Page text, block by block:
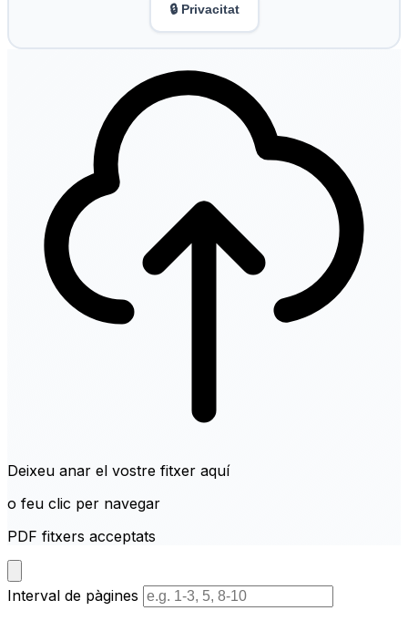
🔒 Privacitat
Deixeu anar el vostre fitxer aquí
o feu clic per navegar
PDF fitxers acceptats
Interval de pàgines